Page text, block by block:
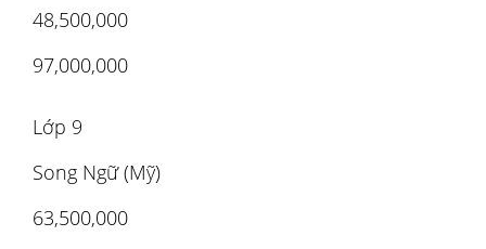
48,500,000
97,000,000
Lớp 9
Song Ngữ (Mỹ)
63,500,000